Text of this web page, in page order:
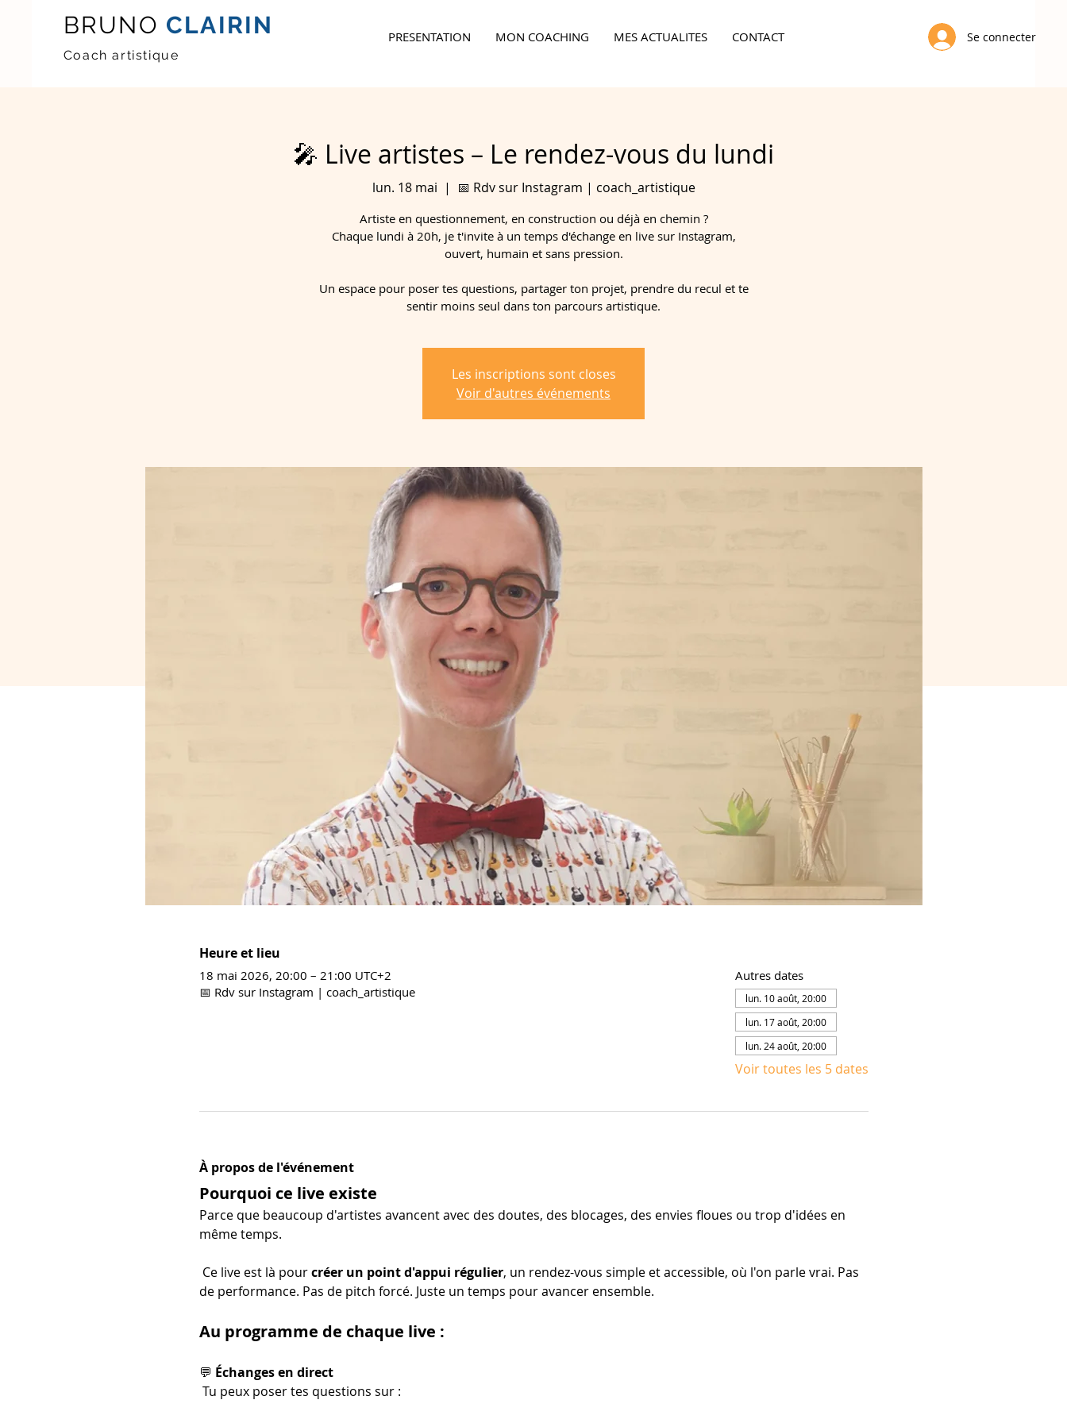
BRUNO CLAIRIN
Coach artistique
PRESENTATION MON COACHING MES ACTUALITES CONTACT Se connecter
🎤 Live artistes – Le rendez-vous du lundi
lun. 18 mai
  |
📅 Rdv sur Instagram | coach_artistique
Artiste en questionnement, en construction ou déjà en chemin ?
Chaque lundi à 20h, je t'invite à un temps d'échange en live sur Instagram,
ouvert, humain et sans pression.
Un espace pour poser tes questions, partager ton projet, prendre du recul et te
sentir moins seul dans ton parcours artistique.
Les inscriptions sont closes
Voir d'autres événements
Heure et lieu
18 mai 2026, 20:00 – 21:00 UTC+2
📅 Rdv sur Instagram | coach_artistique
Autres dates
lun. 10 août, 20:00
lun. 17 août, 20:00
lun. 24 août, 20:00
Voir toutes les 5 dates
À propos de l'événement
Pourquoi ce live existe
Parce que beaucoup d'artistes avancent avec des doutes, des blocages, des envies floues ou trop d'idées en
même temps.
Ce live est là pour créer un point d'appui régulier, un rendez-vous simple et accessible, où l'on parle vrai. Pas
de performance. Pas de pitch forcé. Juste un temps pour avancer ensemble.
Au programme de chaque live :
💬 Échanges en direct
Tu peux poser tes questions sur :